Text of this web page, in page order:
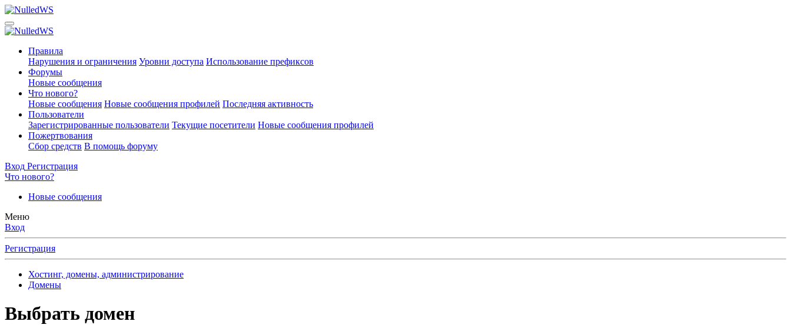
Правила
Нарушения и ограничения Уровни доступа Использование префиксов
Форумы
Новые сообщения
Что нового?
Новые сообщения Новые сообщения профилей Последняя активность
Пользователи
Зарегистрированные пользователи Текущие посетители Новые сообщения профилей
Пожертвования
Сбор средств В помощь форуму
Вход Регистрация
Что нового?
Новые сообщения
Меню
Вход
Регистрация
Хостинг, домены, администрирование
Домены
Выбрать домен